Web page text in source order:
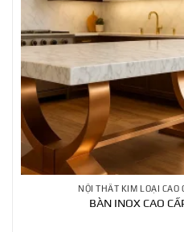
NỘI THẤT KIM LOẠI CAO
BÀN INOX CAO